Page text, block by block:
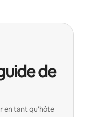
de
en tant qu'hôte